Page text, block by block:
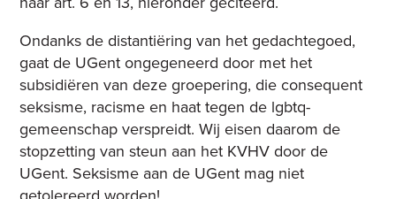
Ondanks de distantiëring van het gedachtegoed,
gaat de UGent ongegeneerd door met het
subsidiëren van deze groepering, die consequent
seksisme, racisme en haat tegen de lgbtq-
gemeenschap verspreidt. Wij eisen daarom de
stopzetting van steun aan het KVHV door de
UGent. Seksisme aan de UGent mag niet